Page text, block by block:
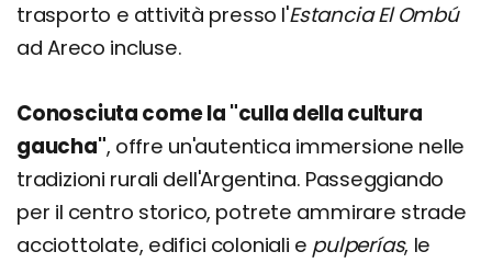
trasporto e attività presso l'Estancia El Ombú
ad Areco incluse.
Conosciuta come la "culla della cultura
gaucha", offre un'autentica immersione nelle
tradizioni rurali dell'Argentina. Passeggiando
per il centro storico, potrete ammirare strade
acciottolate, edifici coloniali e pulperías, le